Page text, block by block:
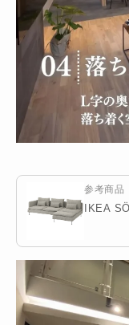
参考商品
IKEA